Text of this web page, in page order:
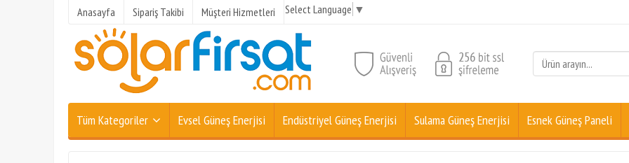
Anasayfa Sipariş Takibi Müşteri Hizmetleri Select Language ▼
Tüm Kategoriler Evsel Güneş Enerjisi Endüstriyel Güneş Enerjisi Sulama Güneş Enerjisi Esnek Güneş Paneli